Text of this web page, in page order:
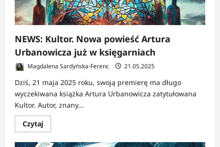
NEWS: Kultor. Nowa powieść Artura
Urbanowicza już w księgarniach
Magdalena Sardyńska-Ferenc 21.05.2025
Dziś, 21 maja 2025 roku, swoją premierę ma długo
wyczekiwana książka Artura Urbanowicza zatytułowana
Kultor. Autor, znany...
CzytajDowiedz
się
o